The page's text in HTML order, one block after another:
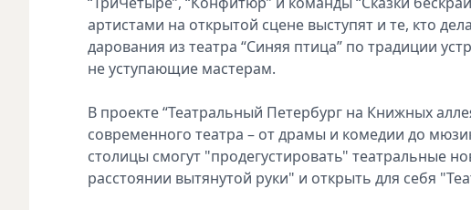
артистами на открытой сцене выступят и те, кто
дарования из театра “Синяя птица” по традиции
не уступающие мастерам.
В проекте “Театральный Петербург на Книжных
современного театра – от драмы и комедии до
столицы смогут "продегустировать" театральные
расстоянии вытянутой руки" и открыть для себя